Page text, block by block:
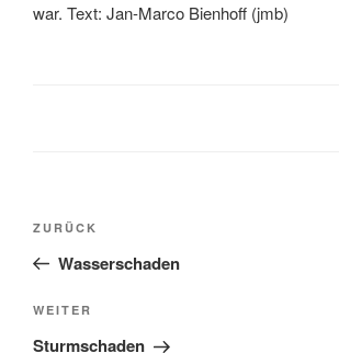
war. Text: Jan-Marco Bienhoff (jmb)
ZURÜCK
Wasserschaden
WEITER
Sturmschaden